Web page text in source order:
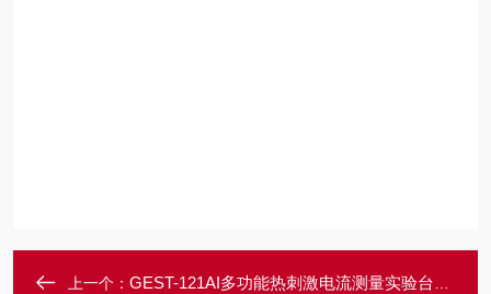
上一个： GEST-121AI多功能热刺激电流测量实验台121AI